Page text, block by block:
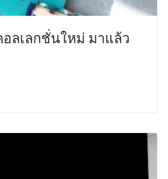
ลเลกชั่นใหม่ มาแล้ว